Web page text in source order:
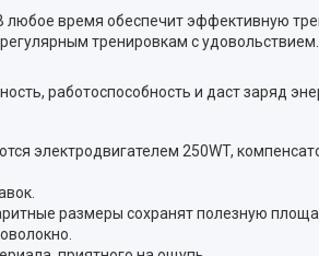
время обеспечит эффективную
тренировкам с
работоспособность и даст заряд
электродвигателем 250WT,
размеры сохранят полезную